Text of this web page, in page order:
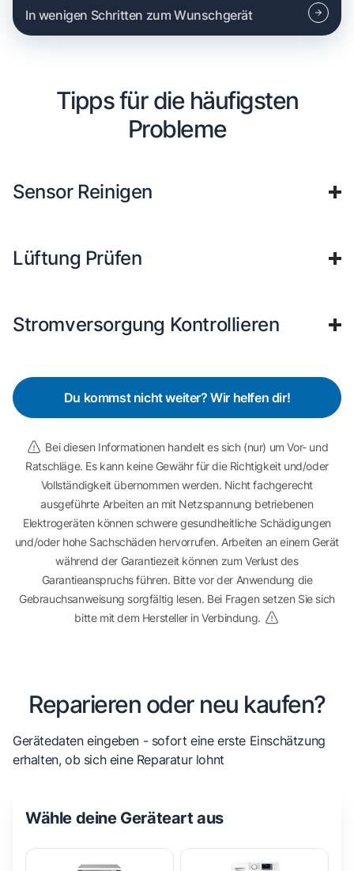
In wenigen Schritten zum Wunschgerät
Tipps für die häufigsten
Probleme
Sensor Reinigen
Lüftung Prüfen
Stromversorgung Kontrollieren
Du kommst nicht weiter? Wir helfen dir!
Bei diesen Informationen handelt es sich (nur) um Vor- und
Ratschläge. Es kann keine Gewähr für die Richtigkeit und/oder
Vollständigkeit übernommen werden. Nicht fachgerecht
ausgeführte Arbeiten an mit Netzspannung betriebenen
Elektrogeräten können schwere gesundheitliche Schädigungen
und/oder hohe Sachschäden hervorrufen. Arbeiten an einem Gerät
während der Garantiezeit können zum Verlust des
Garantieanspruchs führen. Bitte vor der Anwendung die
Gebrauchsanweisung sorgfältig lesen. Bei Fragen setzen Sie sich
bitte mit dem Hersteller in Verbindung.
Reparieren oder neu kaufen?
Gerätedaten eingeben - sofort eine erste Einschätzung
erhalten, ob sich eine Reparatur lohnt
Wähle deine Geräteart aus